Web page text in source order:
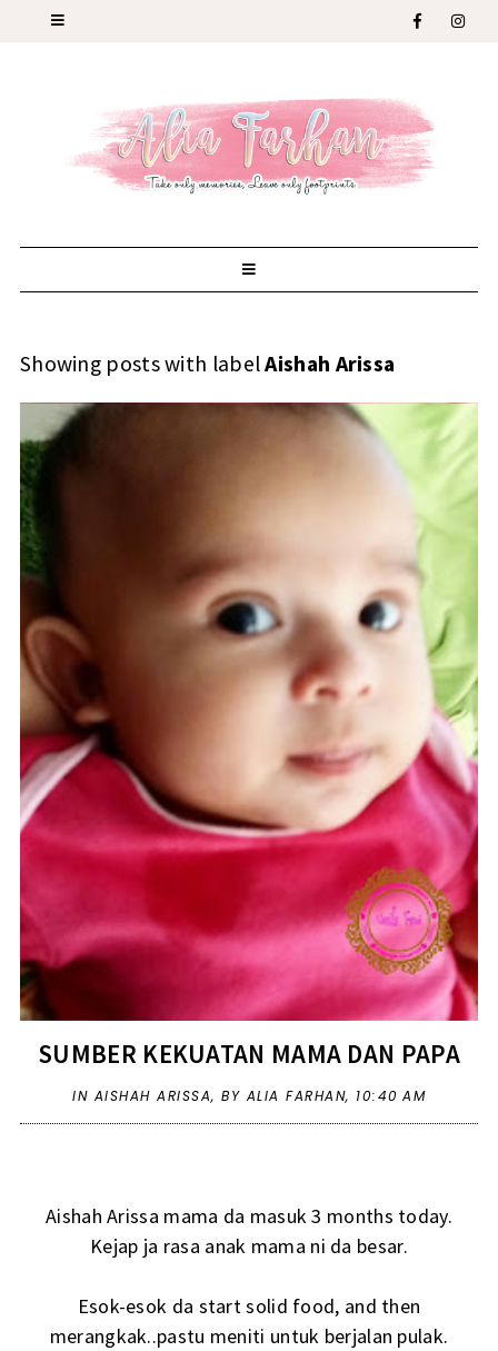
Showing posts with labelAishah Arissa
SUMBER KEKUATAN MAMA DAN PAPA
IN AISHAH ARISSA, BY ALIA FARHAN, 10:40 AM
Aishah Arissa mama da masuk 3 months today.
Kejap ja rasa anak mama ni da besar.
Esok-esok da start solid food, and then
merangkak..pastu meniti untuk berjalan pulak.